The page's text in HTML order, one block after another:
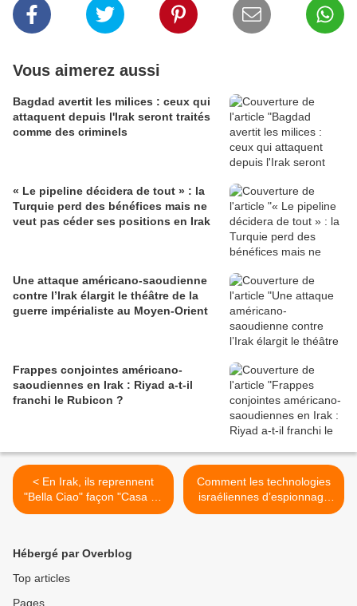
Vous aimerez aussi
Bagdad avertit les milices : ceux qui
attaquent depuis l'Irak seront traités
comme des criminels
« Le pipeline décidera de tout » : la
Turquie perd des bénéfices mais ne
veut pas céder ses positions en Irak
Une attaque américano-saoudienne
contre l’Irak élargit le théâtre de la
guerre impérialiste au Moyen-Orient
Frappes conjointes américano-
saoudiennes en Irak : Riyad a-t-il
franchi le Rubicon ?
< En Irak, ils reprennent
"Bella Ciao" façon "Casa de
Papel" pour dénoncer le
Comment les technologies
israéliennes d’espionnage
finissent par impacter notre
Hébergé par Overblog
Top articles
Pages